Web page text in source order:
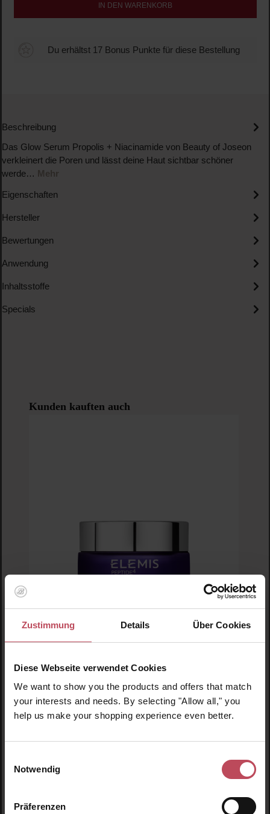
Zustimmung Details Über Cookies
Diese Webseite verwendet Cookies
We want to show you the products and offers that match
your interests and needs. By selecting "Allow all," you
help us make your shopping experience even better.
Notwendig
Präferenzen
IN DEN WARENKORB
Du erhältst 17 Bonus Punkte für diese Bestellung
Beschreibung
Das Glow Serum Propolis + Niacinamide von Beauty of Joseon
verkleinert die Poren und lässt deine Haut sichtbar schöner
werde… Mehr
Eigenschaften
Hersteller
Bewertungen
Anwendung
Inhaltsstoffe
Specials
Produktgalerie überspringen
Kunden kauften auch
Elemis
Peptide4 Plumping Pillow Facial
Gesichtsmaske
50 ml(162,70 CHF / 100 ml)